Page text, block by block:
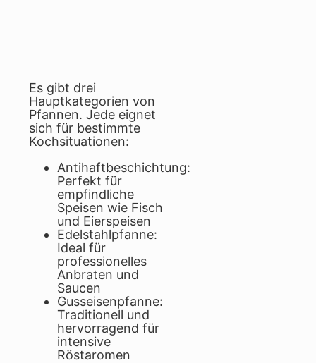
Es gibt drei
Hauptkategorien von
Pfannen. Jede eignet
sich für bestimmte
Kochsituationen:
Antihaftbeschichtung:
Perfekt für
empfindliche
Speisen wie Fisch
und Eierspeisen
Edelstahlpfanne:
Ideal für
professionelles
Anbraten und
Saucen
Gusseisenpfanne:
Traditionell und
hervorragend für
intensive
Röstaromen